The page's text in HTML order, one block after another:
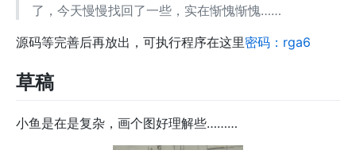
了，今天慢慢找回了一些，实在惭愧惭愧……
源码等完善后再放出，可执行程序在这里密码：rga6
草稿
小鱼是在是复杂，画个图好理解些………